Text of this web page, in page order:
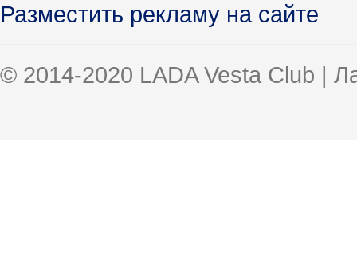
Разместить рекламу на сайте
© 2014-2020 LADA Vesta Club |